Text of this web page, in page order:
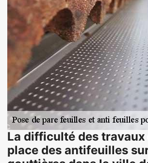
La difficulté des travaux
place des antifeuilles